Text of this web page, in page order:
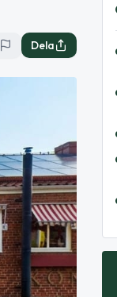
Dela